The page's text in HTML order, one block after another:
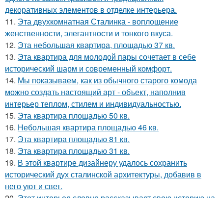
декоративных элементов в отделке интерьера.
11. Эта двухкомнатная Сталинка - воплощение
женственности, элегантности и тонкого вкуса.
12. Эта небольшая квартира, площадью 37 кв.
13. Эта квартира для молодой пары сочетает в себе
исторический шарм и современный комфорт.
14. Мы показываем, как из обычного старого комода
можно создать настоящий арт - объект, наполнив
интерьер теплом, стилем и индивидуальностью.
15. Эта квартира площадью 50 кв.
16. Небольшая квартира площадью 46 кв.
17. Эта квартира площадью 81 кв.
18. Эта квартира площадью 31 кв.
19. В этой квартире дизайнеру удалось сохранить
исторический дух сталинской архитектуры, добавив в
него уют и свет.